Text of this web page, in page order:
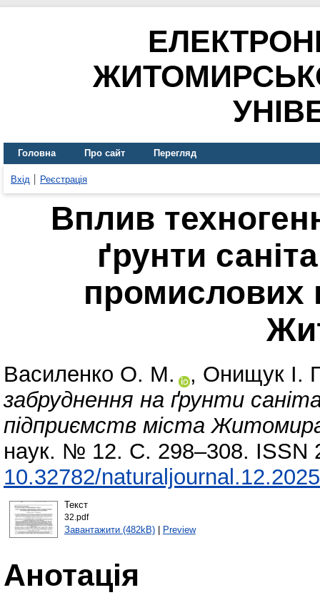
Головна Про сайт Перегляд
Вхід Реєстрація
Вплив
ґрунти
промислових
Василенко О. М. , Онищук І.
забруднення на ґрунти
підприємств міста
наук. № 12. С. 298–308. ISSN
10.32782/
Текст
32.pdf
Завантажити (482kB)| Preview
Анотація